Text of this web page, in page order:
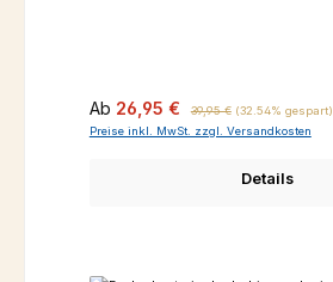
Verkaufspreis:
Ab 26,95 € Regulärer Preis:
39,95 € (32.54% gespart)
Preise inkl. MwSt. zzgl. Versandkosten
Details